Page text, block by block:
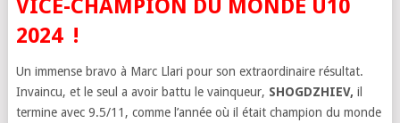
VICE-CHAMPION DU MONDE U10
2024 !
Un immense bravo à Marc Llari pour son extraordinaire résultat.
Invaincu, et le seul a avoir battu le vainqueur, SHOGDZHIEV, il
termine avec 9.5/11, comme l’année où il était champion du monde